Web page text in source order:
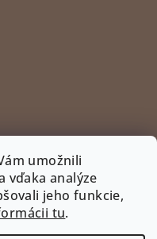
umožnili
vďaka analýze
jeho funkcie,
tu.